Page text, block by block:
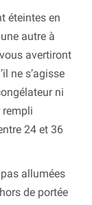
éteintes en
autre à
avertiront
ne s’agisse
ni
rempli
24 et 36
allumées
de portée